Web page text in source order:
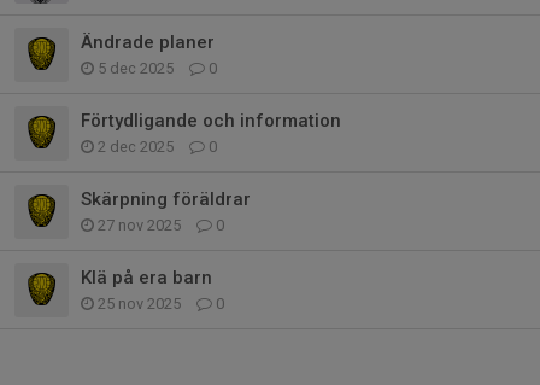
Ändrade planer
5 dec 2025 0
Förtydligande och information
2 dec 2025 0
Skärpning föräldrar
27 nov 2025 0
Klä på era barn
25 nov 2025 0